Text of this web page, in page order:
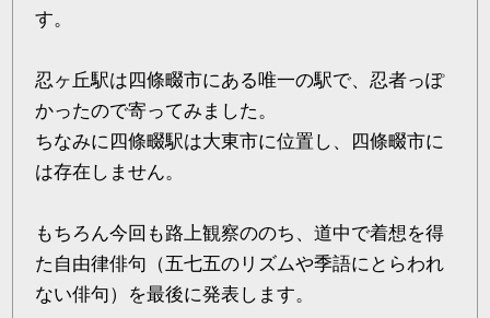
す。
忍ヶ丘駅は四條畷市にある唯一の駅で、忍者っぽ
かったので寄ってみました。
ちなみに四條畷駅は大東市に位置し、四條畷市に
は存在しません。
もちろん今回も路上観察ののち、道中で着想を得
た自由律俳句（五七五のリズムや季語にとらわれ
ない俳句）を最後に発表します。